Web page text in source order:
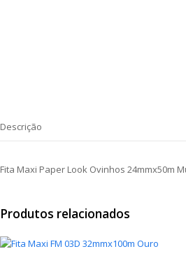
Descrição
Fita Maxi Paper Look Ovinhos 24mmx50m
Produtos relacionados